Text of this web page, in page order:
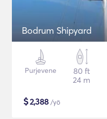
Bodrum Shipyard
Purjevene
80 ft
24 m
$2,388 /yö